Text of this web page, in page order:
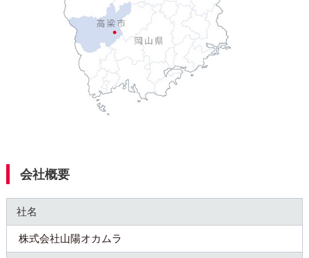
会社概要
社名
株式会社山陽オカムラ